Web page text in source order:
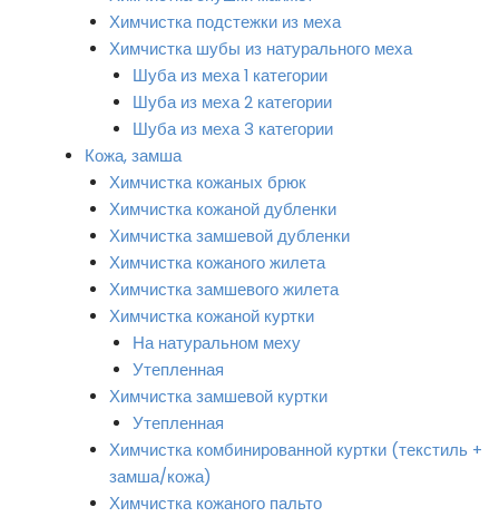
Химчистка подстежки из меха
Химчистка шубы из натурального меха
Шуба из меха 1 категории
Шуба из меха 2 категории
Шуба из меха 3 категории
Кожа, замша
Химчистка кожаных брюк
Химчистка кожаной дубленки
Химчистка замшевой дубленки
Химчистка кожаного жилета
Химчистка замшевого жилета
Химчистка кожаной куртки
На натуральном меху
Утепленная
Химчистка замшевой куртки
Утепленная
Химчистка комбинированной куртки (текстиль +
замша/кожа)
Химчистка кожаного пальто